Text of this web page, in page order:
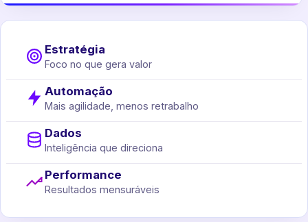
Estratégia
Foco no que gera valor
Automação
Mais agilidade, menos retrabalho
Dados
Inteligência que direciona
Performance
Resultados mensuráveis